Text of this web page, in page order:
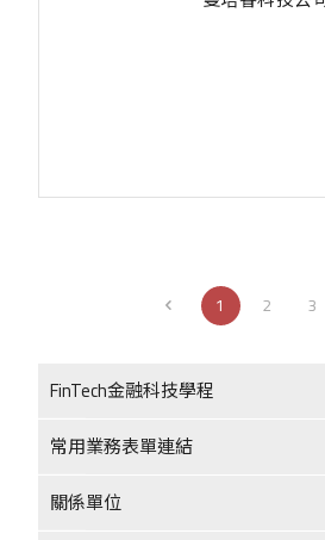
1 2 3
FinTech金融科技學程
常用業務表單連結
關係單位